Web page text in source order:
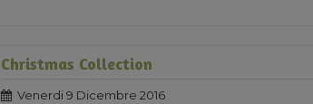
Christmas Collection
Venerdi 9 Dicembre 2016